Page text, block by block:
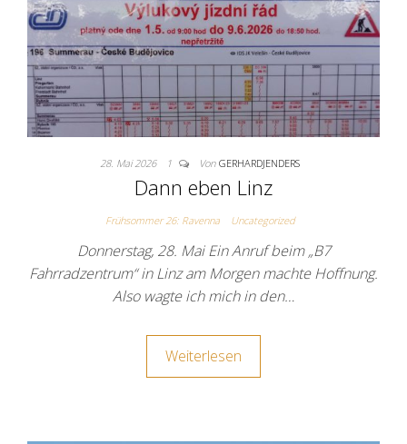
28. Mai 2026 1 Von GERHARDJENDERS
Dann eben Linz
Frühsommer 26: Ravenna Uncategorized
Donnerstag, 28. Mai Ein Anruf beim „B7
Fahrradzentrum“ in Linz am Morgen machte Hoffnung.
Also wagte ich mich in den…
Weiterlesen